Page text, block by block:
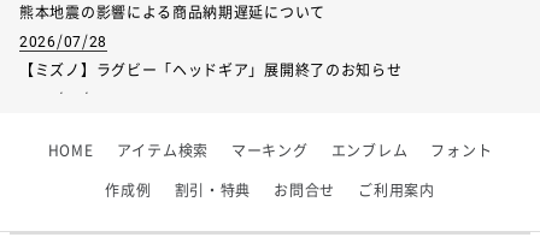
熊本地震の影響による商品納期遅延について
2026/07/28
【ミズノ】ラグビー「ヘッドギア」展開終了のお知らせ
2026/06/09
【アシックス】一部商品「生地の在庫限り」廃盤のお知らせ
HOME アイテム検索 マーキング エンブレム フォント
作成例 割引・特典 お問合せ ご利用案内